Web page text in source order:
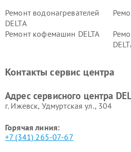
Ремонт водонагревателей
DELTA
Ремонт кофемашин DELTA
Контакты сервис центра
Адрес сервисного центра
г. Ижевск, Удмуртская ул., 304
Горячая линия:
+7 (341) 265-07-67